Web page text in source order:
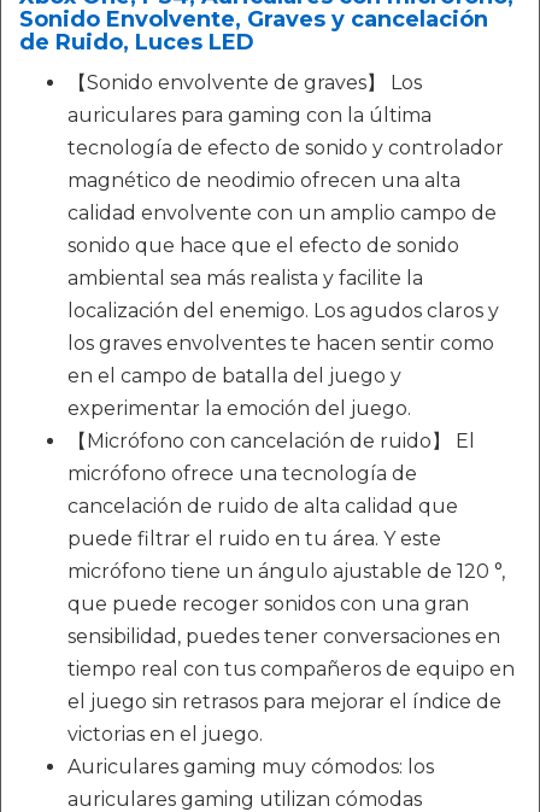
Sonido Envolvente, Graves y cancelación
de Ruido, Luces LED
【Sonido envolvente de graves】 Los
auriculares para gaming con la última
tecnología de efecto de sonido y controlador
magnético de neodimio ofrecen una alta
calidad envolvente con un amplio campo de
sonido que hace que el efecto de sonido
ambiental sea más realista y facilite la
localización del enemigo. Los agudos claros y
los graves envolventes te hacen sentir como
en el campo de batalla del juego y
experimentar la emoción del juego.
【Micrófono con cancelación de ruido】 El
micrófono ofrece una tecnología de
cancelación de ruido de alta calidad que
puede filtrar el ruido en tu área. Y este
micrófono tiene un ángulo ajustable de 120 °,
que puede recoger sonidos con una gran
sensibilidad, puedes tener conversaciones en
tiempo real con tus compañeros de equipo en
el juego sin retrasos para mejorar el índice de
victorias en el juego.
Auriculares gaming muy cómodos: los
auriculares gaming utilizan cómodas